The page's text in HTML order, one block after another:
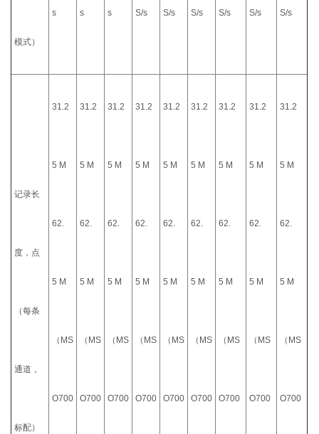
模式）
s s s S/s S/s S/s S/s S/s S/s
记录长
度，点
（每条
通道，
标配）
31.2
5 M
62.
5 M
（MS
O700
31.2
5 M
62.
5 M
（MS
O700
31.2
5 M
62.
5 M
（MS
O700
31.2
5 M
62.
5 M
（MS
O700
31.2
5 M
62.
5 M
（MS
O700
31.2
5 M
62.
5 M
（MS
O700
31.2
5 M
62.
5 M
（MS
O700
31.2
5 M
62.
5 M
（MS
O700
31.2
5 M
62.
5 M
（MS
O700